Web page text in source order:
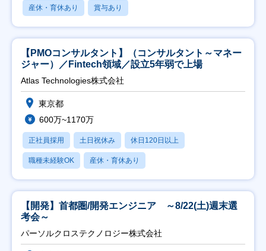
産休・育休あり 賞与あり
【PMOコンサルタント】（コンサルタント～マネー
ジャー）／Fintech領域／設立5年弱で上場
Atlas Technologies株式会社
東京都
600万~1170万
正社員採用 土日祝休み 休日120日以上
職種未経験OK 産休・育休あり
【開発】首都圏/開発エンジニア ～8/22(土)週末選
考会～
パーソルクロステクノロジー株式会社